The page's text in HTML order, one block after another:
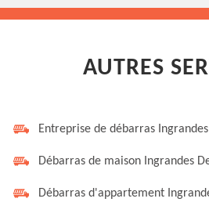
AUTRES
Entreprise de débarras
Débarras de maison Ingrandes
Débarras d'appartement